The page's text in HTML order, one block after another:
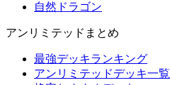
自然ドラゴン
アンリミテッドまとめ
最強デッキランキング
アンリミテッドデッキ一覧